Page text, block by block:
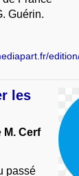
Guérin.
les
M. Cerf
passé